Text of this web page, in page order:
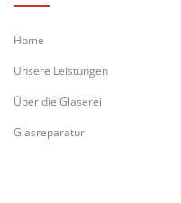
Home
Unsere Leistungen
Über die Glaserei
Glasreparatur